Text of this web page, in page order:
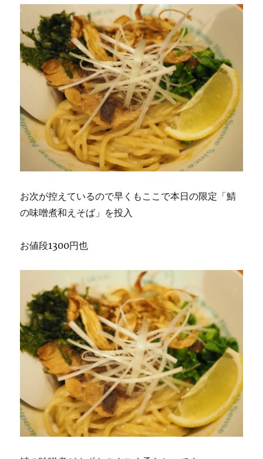
お次が控えているので早くもここで本日の限定「鯖
の味噌煮和えそば」を投入
お値段1300円也